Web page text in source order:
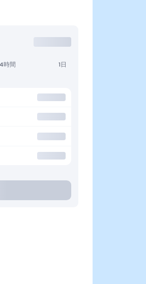
4時間 1日